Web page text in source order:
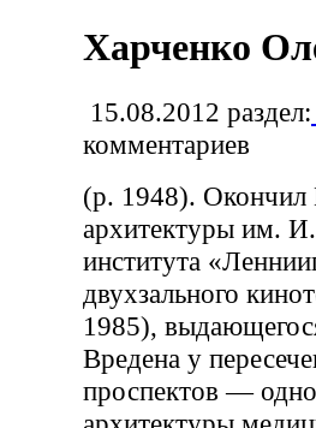
Харченко
15.08.2012 раздел:
комментариев
(р. 1948). Окончил
архитектуры им.
института
двухзального
1985),
Вредена у
проспектов —